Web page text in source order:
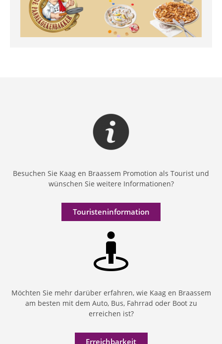
Besuchen Sie Kaag en Braassem Promotion als Tourist und
wünschen Sie weitere Informationen?
Touristeninformation
Möchten Sie mehr darüber erfahren, wie Kaag en Braassem
am besten mit dem Auto, Bus, Fahrrad oder Boot zu
erreichen ist?
Erreichbarkeit